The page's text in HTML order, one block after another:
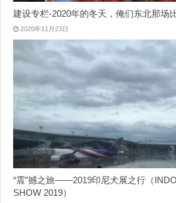
建设专栏-2020年的冬天，俺们东北那场
2020年11月23日
“震”撼之旅——2019印尼犬展之行（
SHOW 2019）